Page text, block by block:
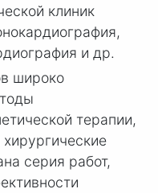
клиник
и др.
широко
терапии,
серия работ,